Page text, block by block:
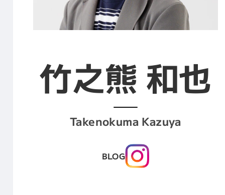
竹之熊 和也
Takenokuma Kazuya
BLOG